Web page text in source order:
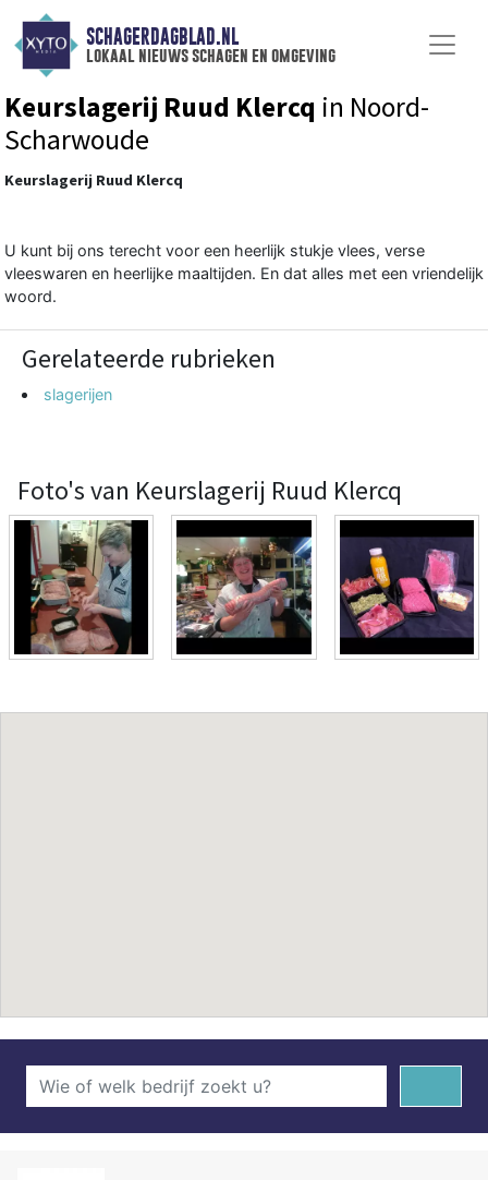
SCHAGERDAGBLAD.NL
lokaal nieuws schagen en omgeving
Keurslagerij Ruud Klercq in Noord-
Scharwoude
Keurslagerij Ruud Klercq
U kunt bij ons terecht voor een heerlijk stukje vlees, verse
vleeswaren en heerlijke maaltijden. En dat alles met een vriendelijk
woord.
Gerelateerde rubrieken
slagerijen
Foto's van Keurslagerij Ruud Klercq